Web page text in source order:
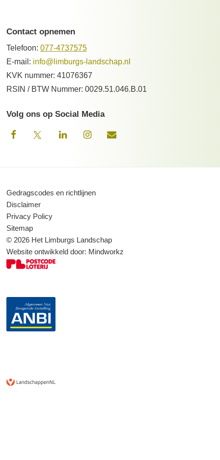
Contact opnemen
Telefoon: 077-4737575
E-mail: info@limburgs-landschap.nl
KVK nummer: 41076367
RSIN / BTW Nummer: 0029.51.046.B.01
Volg ons op Social Media
Gedragscodes en richtlijnen
Disclaimer
Privacy Policy
Sitemap
© 2026 Het Limburgs Landschap
Website ontwikkeld door: Mindworkz